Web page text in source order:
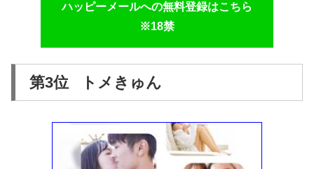
ハッピーメールへの無料登録はこちら
※18禁
第3位 トメきゅん